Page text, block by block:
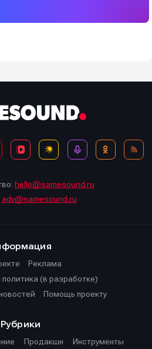
hello@samesound.ru
adv@samesound.ru
Реклама
(в разработке)
Помощь проекту
Рубрики
Продакшн
Инструменты